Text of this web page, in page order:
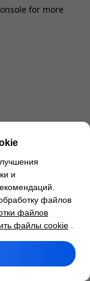
for more
и
файлов
файлов
файлы cookie